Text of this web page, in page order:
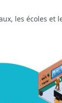
les écoles